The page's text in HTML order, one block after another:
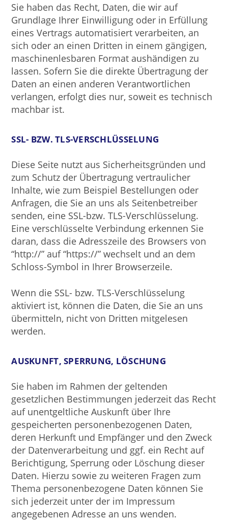
Sie haben das Recht, Daten, die wir auf
Grundlage Ihrer Einwilligung oder in Erfüllung
eines Vertrags automatisiert verarbeiten, an
sich oder an einen Dritten in einem gängigen,
maschinenlesbaren Format aushändigen zu
lassen. Sofern Sie die direkte Übertragung der
Daten an einen anderen Verantwortlichen
verlangen, erfolgt dies nur, soweit es technisch
machbar ist.
SSL- BZW. TLS-VERSCHLÜSSELUNG
Diese Seite nutzt aus Sicherheitsgründen und
zum Schutz der Übertragung vertraulicher
Inhalte, wie zum Beispiel Bestellungen oder
Anfragen, die Sie an uns als Seitenbetreiber
senden, eine SSL-bzw. TLS-Verschlüsselung.
Eine verschlüsselte Verbindung erkennen Sie
daran, dass die Adresszeile des Browsers von
“http://” auf “https://” wechselt und an dem
Schloss-Symbol in Ihrer Browserzeile.
Wenn die SSL- bzw. TLS-Verschlüsselung
aktiviert ist, können die Daten, die Sie an uns
übermitteln, nicht von Dritten mitgelesen
werden.
AUSKUNFT, SPERRUNG, LÖSCHUNG
Sie haben im Rahmen der geltenden
gesetzlichen Bestimmungen jederzeit das Recht
auf unentgeltliche Auskunft über Ihre
gespeicherten personenbezogenen Daten,
deren Herkunft und Empfänger und den Zweck
der Datenverarbeitung und ggf. ein Recht auf
Berichtigung, Sperrung oder Löschung dieser
Daten. Hierzu sowie zu weiteren Fragen zum
Thema personenbezogene Daten können Sie
sich jederzeit unter der im Impressum
angegebenen Adresse an uns wenden.